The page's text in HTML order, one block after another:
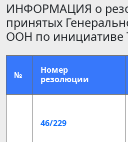
ИНФОРМАЦИЯ о
принятых
ООН по инициативе
№
Номер
резолюции
46/229